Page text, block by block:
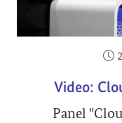
Video:
Panel